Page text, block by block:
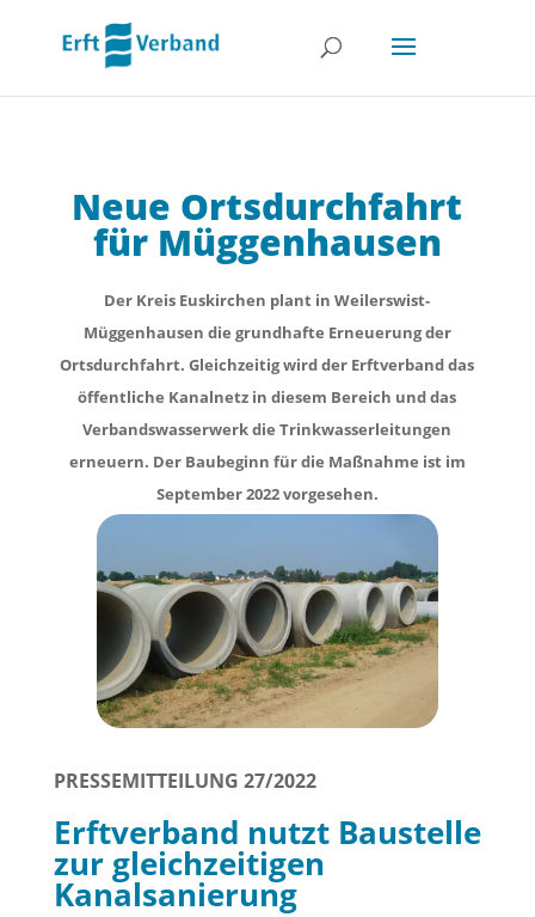
Neue Ortsdurchfahrt
für Müggenhausen
Der Kreis Euskirchen plant in Weilerswist-
Müggenhausen die grundhafte Erneuerung der
Ortsdurchfahrt. Gleichzeitig wird der Erftverband das
öffentliche Kanalnetz in diesem Bereich und das
Verbandswasserwerk die Trinkwasserleitungen
erneuern. Der Baubeginn für die Maßnahme ist im
September 2022 vorgesehen.
PRESSEMITTEILUNG 27/2022
Erftverband nutzt Baustelle
zur gleichzeitigen
Kanalsanierung